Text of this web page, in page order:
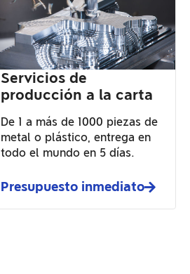
Servicios de
producción a la carta
De 1 a más de 1000 piezas de
metal o plástico, entrega en
todo el mundo en 5 días.
Presupuesto inmediato